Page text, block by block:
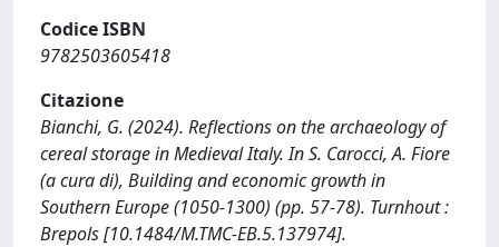
Codice ISBN
9782503605418
Citazione
Bianchi, G. (2024). Reflections on the archaeology of
cereal storage in Medieval Italy. In S. Carocci, A. Fiore
(a cura di), Building and economic growth in
Southern Europe (1050-1300) (pp. 57-78). Turnhout :
Brepols [10.1484/M.TMC-EB.5.137974].